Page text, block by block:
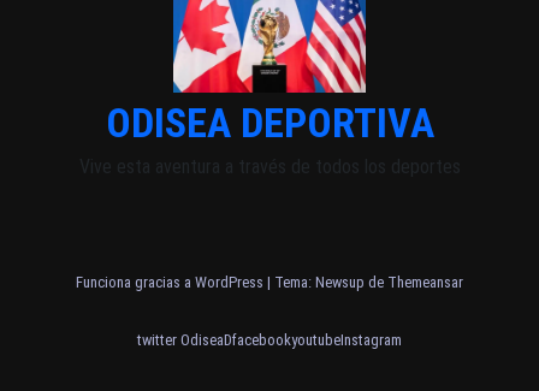
ODISEA DEPORTIVA
Vive esta aventura a través de todos los deportes
Funciona gracias a WordPress | Tema: Newsup de Themeansar
twitter OdiseaDfacebookyoutubeInstagram